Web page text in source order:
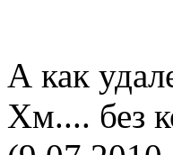
А как
Хм.... без